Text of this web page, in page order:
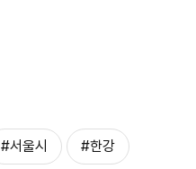
#서울시 #한강